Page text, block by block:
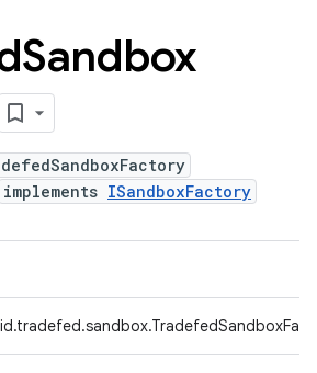
Sandbox
implements ISandboxFactory